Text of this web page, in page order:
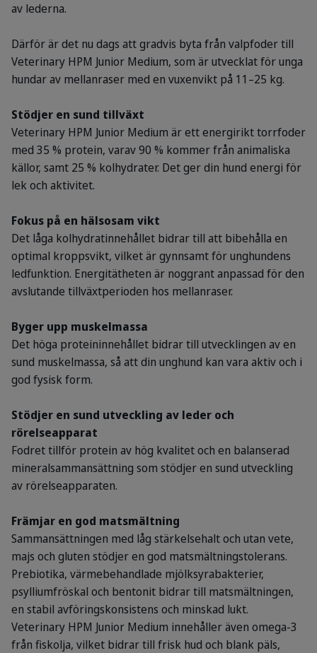
av lederna.
Därför är det nu dags att gradvis byta från valpfoder till
Veterinary HPM Junior Medium, som är utvecklat för unga
hundar av mellanraser med en vuxenvikt på 11–25 kg.
Stödjer en sund tillväxt
Veterinary HPM Junior Medium är ett energirikt torrfoder
med 35 % protein, varav 90 % kommer från animaliska
källor, samt 25 % kolhydrater. Det ger din hund energi för
lek och aktivitet.
Fokus på en hälsosam vikt
Det låga kolhydratinnehållet bidrar till att bibehålla en
optimal kroppsvikt, vilket är gynnsamt för unghundens
ledfunktion. Energitätheten är noggrant anpassad för den
avslutande tillväxtperioden hos mellanraser.
Byger upp muskelmassa
Det höga proteininnehållet bidrar till utvecklingen av en
sund muskelmassa, så att din unghund kan vara aktiv och i
god fysisk form.
Stödjer en sund utveckling av leder och
rörelseapparat
Fodret tillför protein av hög kvalitet och en balanserad
mineralsammansättning som stödjer en sund utveckling
av rörelseapparaten.
Främjar en god matsmältning
Sammansättningen med låg stärkelsehalt och utan vete,
majs och gluten stödjer en god matsmältningstolerans.
Prebiotika, värmebehandlade mjölksyrabakterier,
psylliumfröskal och bentonit bidrar till matsmältningen,
en stabil avföringskonsistens och minskad lukt.
Veterinary HPM Junior Medium innehåller även omega-3
från fiskolja, vilket bidrar till frisk hud och blank päls,